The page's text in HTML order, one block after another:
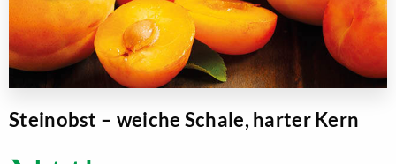
Steinobst – weiche Schale, harter Kern